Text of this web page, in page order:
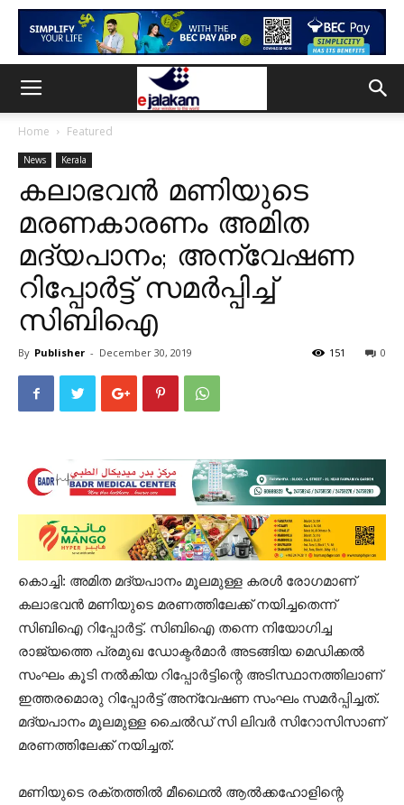
Home Featured
News Kerala
കലാഭവൻ മണിയുടെ
മരണകാരണം അമിത
മദ്യപാനം; അന്വേഷണ
റിപ്പോർട്ട് സമർപ്പിച്ച്
സിബിഐ
By Publisher - December 30, 2019 0
151
കൊച്ചി: അമിത മദ്യപാനം മൂലമുള്ള കരൾ രോഗമാണ്
കലാഭവൻ മണിയുടെ മരണത്തിലേക്ക് നയിച്ചതെന്ന്
സിബിഐ റിപ്പോര്‍ട്ട്. സിബിഐ തന്നെ നിയോഗിച്ച
രാജ്യത്തെ പ്രമുഖ ഡോക്ടർമാർ അടങ്ങിയ മെഡിക്കൽ
സംഘം കൂടി നൽകിയ റിപ്പോർട്ടിന്റെ അടിസ്ഥാനത്തിലാണ്
ഇത്തരമൊരു റിപ്പോർട്ട് അന്വേഷണ സംഘം സമർപ്പിച്ചത്.
മദ്യപാനം മൂലമുള്ള ചൈൽഡ് സി ലിവർ സിറോസിസാണ്
മരണത്തിലേക്ക് നയിച്ചത്.
മണിയുടെ രക്തത്തിൽ മീഥൈൽ ആൽക്കഹോളിന്റെ